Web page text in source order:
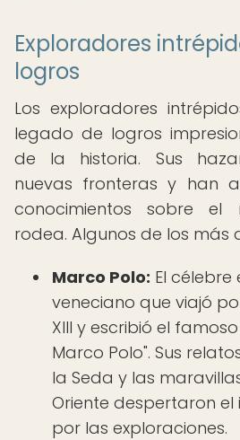
Exploradores
logros
Los exploradores
legado de logros
de la historia. Sus
nuevas fronteras y han
conocimientos sobre
rodea. Algunos de los más
Marco Polo: El
veneciano que viajó
XIII y escribió el
Marco Polo". Sus
la Seda y las
Oriente despertaron el
por las exploraciones.